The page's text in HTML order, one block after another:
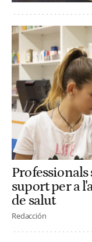
Professionals
suport per a
de salut
Redacción